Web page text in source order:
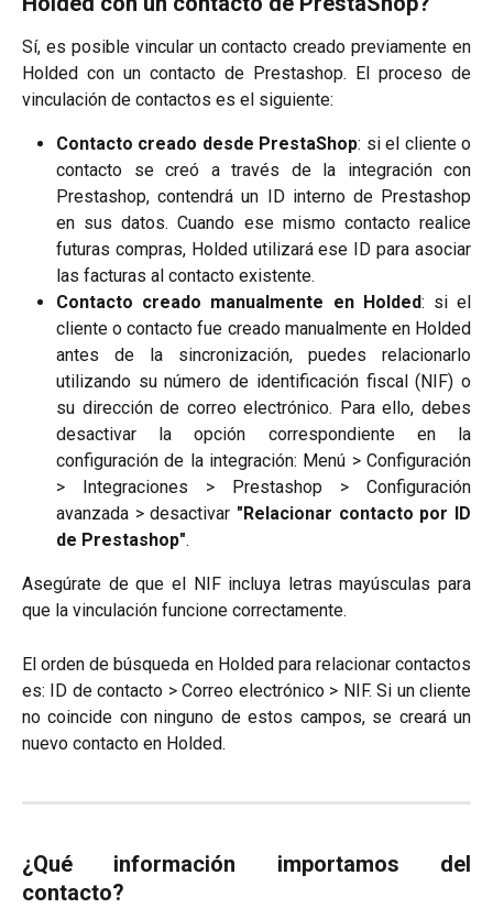
Sí, es posible vincular un contacto creado previamente en
Holded con un contacto de Prestashop. El proceso de
vinculación de contactos es el siguiente:
Contacto creado desde PrestaShop: si el cliente o
contacto se creó a través de la integración con
Prestashop, contendrá un ID interno de Prestashop
en sus datos. Cuando ese mismo contacto realice
futuras compras, Holded utilizará ese ID para asociar
las facturas al contacto existente.
Contacto creado manualmente en Holded: si el
cliente o contacto fue creado manualmente en Holded
antes de la sincronización, puedes relacionarlo
utilizando su número de identificación fiscal (NIF) o
su dirección de correo electrónico. Para ello, debes
desactivar la opción correspondiente en la
configuración de la integración: Menú > Configuración
> Integraciones > Prestashop > Configuración
avanzada > desactivar "Relacionar contacto por ID
de Prestashop".
Asegúrate de que el NIF incluya letras mayúsculas para
que la vinculación funcione correctamente.
El orden de búsqueda en Holded para relacionar contactos
es: ID de contacto > Correo electrónico > NIF. Si un cliente
no coincide con ninguno de estos campos, se creará un
nuevo contacto en Holded.
¿Qué información importamos del
contacto?